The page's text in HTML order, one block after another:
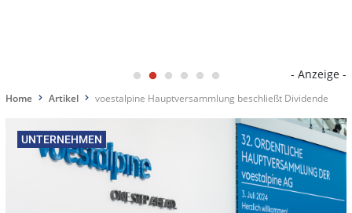
- Anzeige -
Home Artikel voestalpine Hauptversammlung beschließt Dividende
UNTERNEHMEN